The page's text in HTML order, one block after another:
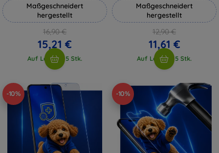
Maßgeschneidert
hergestellt
16,90 €
15,21 €
Auf Lager > 5 Stk.
Maßgeschneidert
hergestellt
12,90 €
11,61 €
Auf Lager > 5 Stk.
-10% -10%